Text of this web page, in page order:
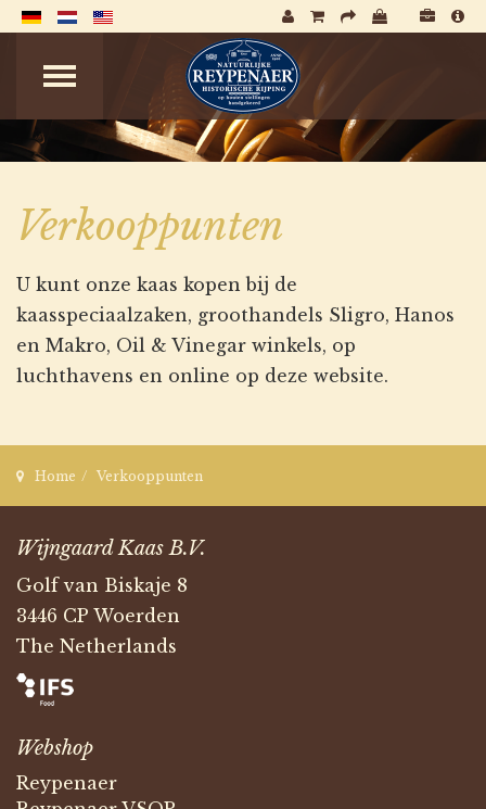
Verkooppunten
U kunt onze kaas kopen bij de
kaasspeciaalzaken, groothandels Sligro, Hanos
en Makro, Oil & Vinegar winkels, op
luchthavens en online op deze website.
Home Verkooppunten
Wijngaard Kaas B.V.
Golf van Biskaje 8
3446 CP Woerden
The Netherlands
Webshop
Reypenaer